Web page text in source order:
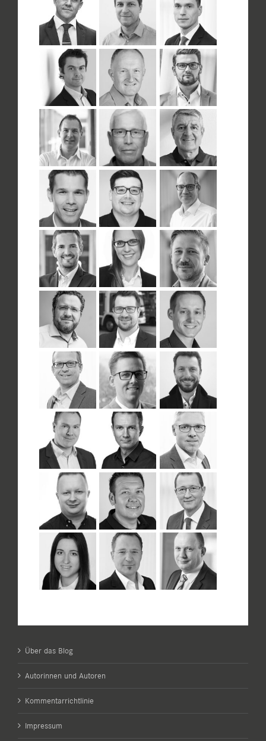
Über das Blog
Autorinnen und Autoren
Kommentarrichtlinie
Impressum